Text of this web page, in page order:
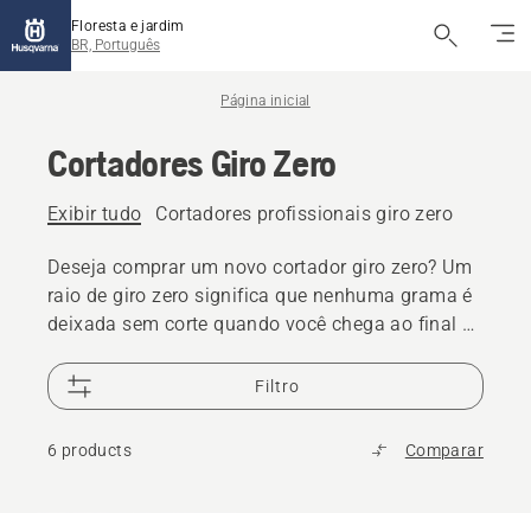
Floresta e jardim
BR, Português
Página inicial
Cortadores Giro Zero
Exibir tudo Cortadores profissionais giro zero
Deseja comprar um novo cortador giro zero? Um
raio de giro zero significa que nenhuma grama é
deixada sem corte quando você chega ao final de
para começar a próxima. Os cortadores de grama
giro zero são excelentes para um corte rápido e
eficiente em todos os tipos de áreas e
proporcionam resultados precisos e confiáveis.
Filtro
6 products Comparar